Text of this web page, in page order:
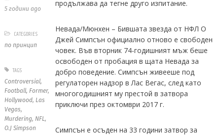
продължава да тегне друго изпитание.
Невада/Мюнхен – Бившата звезда от НФЛ О
Джей Симпсън официално отново е свободен
човек. Във вторник 74-годишният мъж беше
освободен от пробация в щата Невада за
добро поведение. Симпсън живееше под
регулаторен надзор в Лас Вегас, след като
многогодишният му престой в затвора
приключи през октомври 2017 г.
Симпсън е осъден на 33 години затвор за
5 години ago
CATEGORIES
по принцип
TAGS
Controversial,
Football, Former,
Hollywood, Las
Vegas,
Murdering, NFL,
O.J Simpson